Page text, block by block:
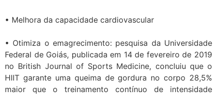
• Melhora da capacidade cardiovascular
• Otimiza o emagrecimento: pesquisa da Universidade
Federal de Goiás, publicada em 14 de fevereiro de 2019
no British Journal of Sports Medicine, concluiu que o
HIIT garante uma queima de gordura no corpo 28,5%
maior que o treinamento contínuo de intensidade